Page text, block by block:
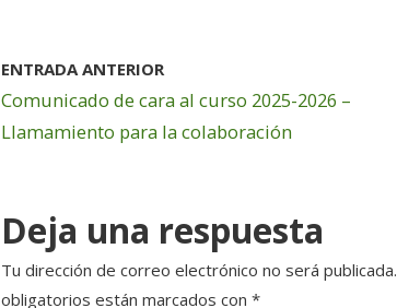
b
o
o
r dI
n rt
ir
ENTRADA ANTERIOR
Comunicado de cara al curso 2025-2026 –
Llamamiento para la colaboración
Deja una respuesta
Tu dirección de correo electrónico no será publicada.
obligatorios están marcados con *